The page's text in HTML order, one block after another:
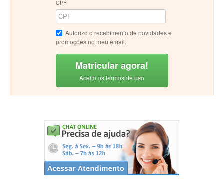
CPF
Autorizo o recebimento de novidades e
promoções no meu email.
Matricular agora!
Aceito os termos de uso